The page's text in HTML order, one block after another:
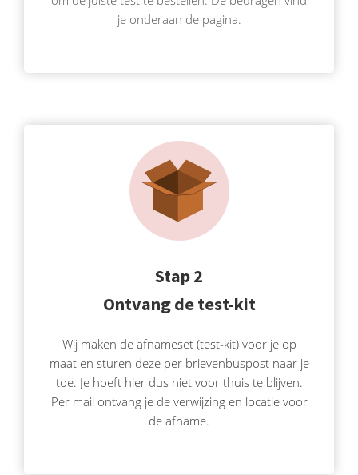
je onderaan de pagina.
Stap 2
Ontvang de test-kit
Wij maken de afnameset (test-kit) voor je op
maat en sturen deze per brievenbuspost naar je
toe. Je hoeft hier dus niet voor thuis te blijven.
Per mail ontvang je de verwijzing en locatie voor
de afname.